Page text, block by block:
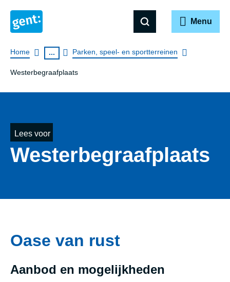
Menu
Breadcrumb
Home ... Parken, speel- en sportterreinen
Westerbegraafplaats
Lees voor
Wes­ter­be­graaf­plaats
Oase van rust
Aanbod en mogelijkheden